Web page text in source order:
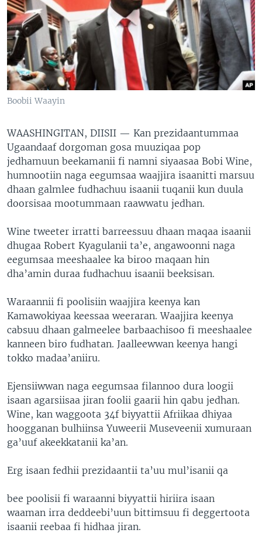
Boobii Waayin
WAASHINGITAN, DIISII — Kan prezidaantummaa
Ugaandaaf dorgoman gosa muuziqaa pop
jedhamuun beekamanii fi namni siyaasaa Bobi Wine,
humnootiin naga eegumsaa waajjira isaanitti marsuu
dhaan galmlee fudhachuu isaanii tuqanii kun duula
doorsisaa mootummaan raawwatu jedhan.
Wine tweeter irratti barreessuu dhaan maqaa isaanii
dhugaa Robert Kyagulanii ta’e, angawoonni naga
eegumsaa meeshaalee ka biroo maqaan hin
dha’amin duraa fudhachuu isaanii beeksisan.
Waraannii fi poolisiin waajjira keenya kan
Kamawokiyaa keessaa weeraran. Waajjira keenya
cabsuu dhaan galmeelee barbaachisoo fi meeshaalee
kanneen biro fudhatan. Jaalleewwan keenya hangi
tokko madaa’aniiru.
Ejensiiwwan naga eegumsaa filannoo dura loogii
isaan agarsiisaa jiran foolii gaarii hin qabu jedhan.
Wine, kan waggoota 34f biyyattii Afriikaa dhiyaa
hoogganan bulhiinsa Yuweerii Museveenii xumuraan
ga’uuf akeekkatanii ka’an.
Erg isaan fedhii prezidaantii ta’uu mul’isanii qa
bee poolisii fi waraanni biyyattii hiriira isaan
waaman irra deddeebi’uun bittimsuu fi deggertoota
isaanii reebaa fi hidhaa jiran.